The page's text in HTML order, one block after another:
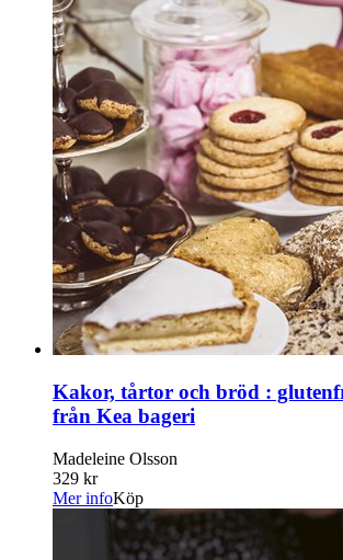
Kakor, tårtor och bröd :
från Kea bageri
Madeleine Olsson
329 kr
Mer infoKöp